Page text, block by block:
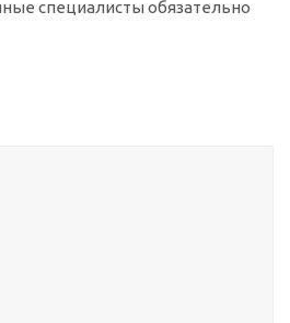
специалисты обязательно